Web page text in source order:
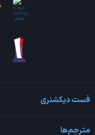
فست دیکشنری
مترجم‌ها